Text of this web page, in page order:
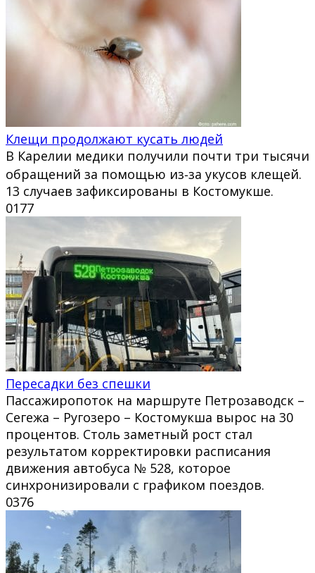
Клещи продолжают кусать людей
В Карелии медики получили почти три тысячи
обращений за помощью из‑за укусов клещей.
13 случаев зафиксированы в Костомукше.
0177
Пересадки без спешки
Пассажиропоток на маршруте Петрозаводск –
Сегежа – Ругозеро – Костомукша вырос на 30
процентов. Столь заметный рост стал
результатом корректировки расписания
движения автобуса № 528, которое
синхронизировали с графиком поездов.
0376